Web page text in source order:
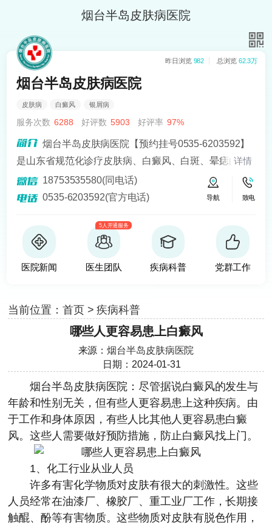
烟台半岛皮肤病医院
昨日浏览 982 总浏览 62.3万
烟台半岛皮肤病医院
皮肤病 白癜风 银屑病
服务次数 6288 好评数 5903 好评率 97%
烟台半岛皮肤病医院【预约挂号0535-6203592】
是山东省规范化诊疗皮肤病、白癜风、白斑、晕痣的医
院。熟悉皮肤病科常见病、多发病、疑难病的诊治，尤
其擅长光化学疗法、窄波紫外线、308准分子激光以及外
移植治疗白癜风，包括自体表皮移植、微小皮片移植、
自体培养黑素细胞移植等。
详情
18753535580(同电话)
0535-6203592(官方电话)
导航 致电
医院新闻
5人开通服务
医生团队 疾病科普 党群工作
当前位置： 首页>疾病科普
哪些人更容易患上白癜风
来源：烟台半岛皮肤病医院
日期：2024-01-31
烟台半岛皮肤病医院 ：尽管据说白癜风的发生与
年龄和性别无关，但有些人更容易患上这种疾病。由
于工作和身体原因，有些人比其他人更容易患白癜
风。这些人需要做好预防措施，防止白癜风找上门。
1、化工行业从业人员
许多有害化学物质对皮肤有很大的刺激性。这些
人员经常在油漆厂、橡胶厂、重工业厂工作，长期接
触醌、酚等有害物质。这些物质对皮肤有脱色作用，